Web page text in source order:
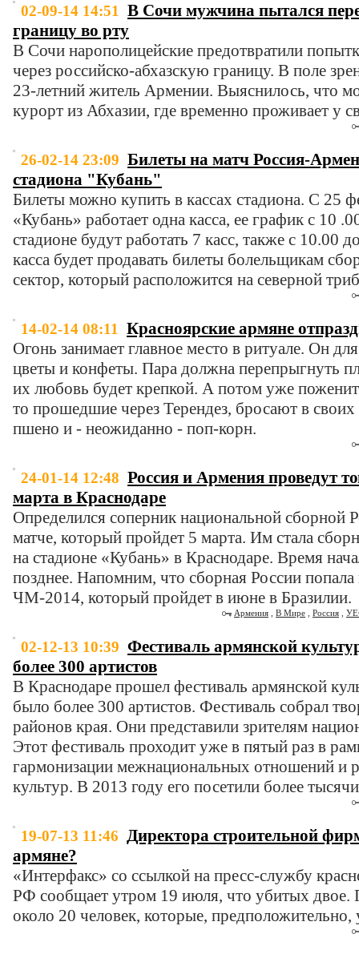
02-09-14 14:51
В Сочи мужчина пытался
границу во рту
В Сочи нарополицейские предотвратили
через российско-абхазскую границу. В поле
23-летний житель Армении. Выяснилось, что
курорт из Абхазии, где временно проживает у
26-02-14 23:09 Билеты на матч Россия-
стадиона "Кубань"
Билеты можно купить в кассах стадиона. С 25
«Кубань» работает одна касса, ее график с 10
стадионе будут работать 7 касс, также с 10.00
касса будет продавать билеты болельщикам
сектор, который расположится на северной
14-02-14 08:11
Красноярские армяне
Огонь занимает главное место в ритуале. Он
цветы и конфеты. Пара должна перепрыгнуть
их любовь будет крепкой. А потом уже
то прошедшие через Терендез, бросают в
пшено и - неожиданно - поп-корн.
24-01-14 12:48 Россия и Армения проведут
марта в Краснодаре
Определился соперник национальной сборной
матче, который пройдет 5 марта. Им стала
на стадионе «Кубань» в Краснодаре. Время
позднее. Напомним, что сборная России
ЧМ-2014, который пройдет в июне в Бразилии.
Армения В Мире Россия
02-12-13 10:39 Фестиваль армянской
более 300 артистов
В Краснодаре прошел фестиваль армянской
было более 300 артистов. Фестиваль собрал
районов края. Они представили зрителям
Этот фестиваль проходит уже в пятый раз в
гармонизации межнациональных отношений и
культур. В 2013 году его посетили более
19-07-13 11:46 Директора строительной
армяне?
«Интерфакс» со ссылкой на пресс-службу
РФ сообщает утром 19 июля, что убитых двое.
около 20 человек, которые, предположительно,